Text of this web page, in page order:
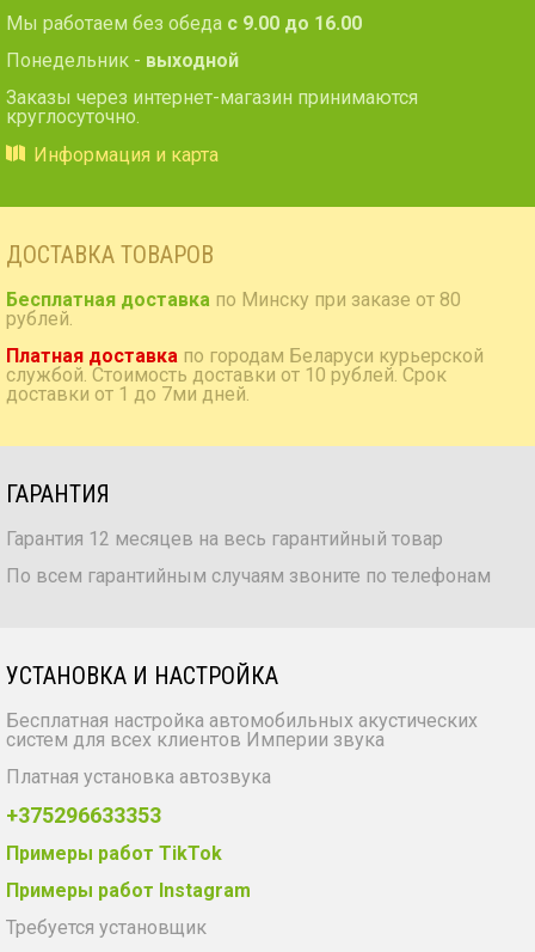
Мы работаем без обеда с 9.00 до 16.00
Понедельник - выходной
Заказы через интернет-магазин принимаются
круглосуточно.
Информация и карта
ДОСТАВКА ТОВАРОВ
Бесплатная доставка по Минску при заказе от 80
рублей.
Платная доставка по городам Беларуси курьерской
службой. Стоимость доставки от 10 рублей. Срок
доставки от 1 до 7ми дней.
ГАРАНТИЯ
Гарантия 12 месяцев на весь гарантийный товар
По всем гарантийным случаям звоните по телефонам
УСТАНОВКА И НАСТРОЙКА
Бесплатная настройка автомобильных акустических
систем для всех клиентов Империи звука
Платная установка автозвука
+375296633353
Примеры работ TikTok
Примеры работ Instagram
Требуется установщик